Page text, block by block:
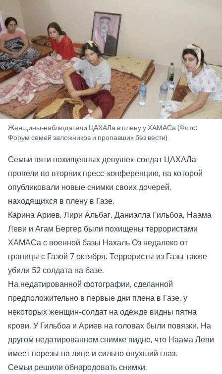
Женщины-наблюдатели ЦАХАЛа в плену у ХАМАСа (Фото:
Форум семей заложников и пропавших без вести)
Семьи пяти похищенных девушек-солдат ЦАХАЛа
провели во вторник пресс-конференцию, на которой
опубликовали новые снимки своих дочерей,
находящихся в плену в Газе.
Карина Ариев, Лири Альбаг, Даниэлла Гильбоа, Наама
Леви и Агам Бергер были похищены террористами
ХАМАСа с военной базы Нахаль Оз недалеко от
границы с Газой 7 октября. Террористы из Газы также
убили 52 солдата на базе.
На недатированной фотографии, сделанной
предположительно в первые дни плена в Газе, у
некоторых женщин-солдат на одежде видны пятна
крови. У Гильбоа и Ариев на головах были повязки. На
другом недатированном снимке видно, что Наама Леви
имеет порезы на лице и сильно опухший глаз.
Семьи решили обнародовать снимки,